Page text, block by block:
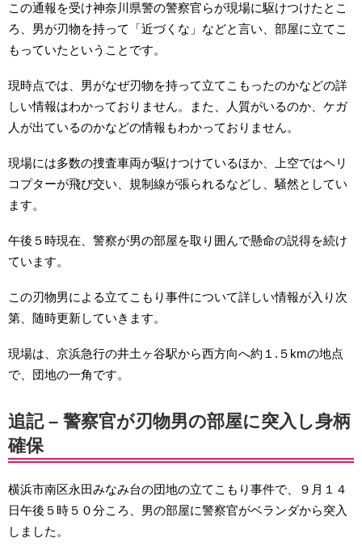
この通報を受け神奈川県警の警察官らが現場に駆けつけたとこ
ろ、男が刃物を持って「近づくな」などと言い、部屋に立てこ
もっていたということです。
現時点では、男がなぜ刃物を持って立てこもったのかなどの詳
しい情報はわかっておりません。また、人質がいるのか、ケガ
人が出ているのかなどの情報もわかっておりません。
現場には多数の捜査車両が駆けつけているほか、上空ではヘリ
コプターが飛び交い、規制線が張られるなどし、騒然としてい
ます。
午後５時現在、警察が男の部屋を取り囲んで懸命の説得を続け
ています。
この刃物男による立てこもり事件について詳しい情報が入り次
第、随時更新していきます。
現場は、京浜急行の井土ヶ谷駅から西方向へ約１.５kmの地点
で、団地の一角です。
追記 – 警察官が刃物男の部屋に突入し身柄
確保
横浜市南区永田みなみ台の団地の立てこもり事件で、９月１４
日午後５時５０分ころ、男の部屋に警察官がベランダから突入
しました。